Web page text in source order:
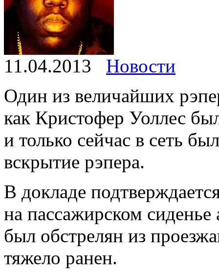
11.04.2013
Новости
Один из величайших
как Кристофер Уоллес
и только сейчас в сеть
вскрытие рэпера.
В докладе
на пассажирском
был обстрелян из
тяжело ранен.